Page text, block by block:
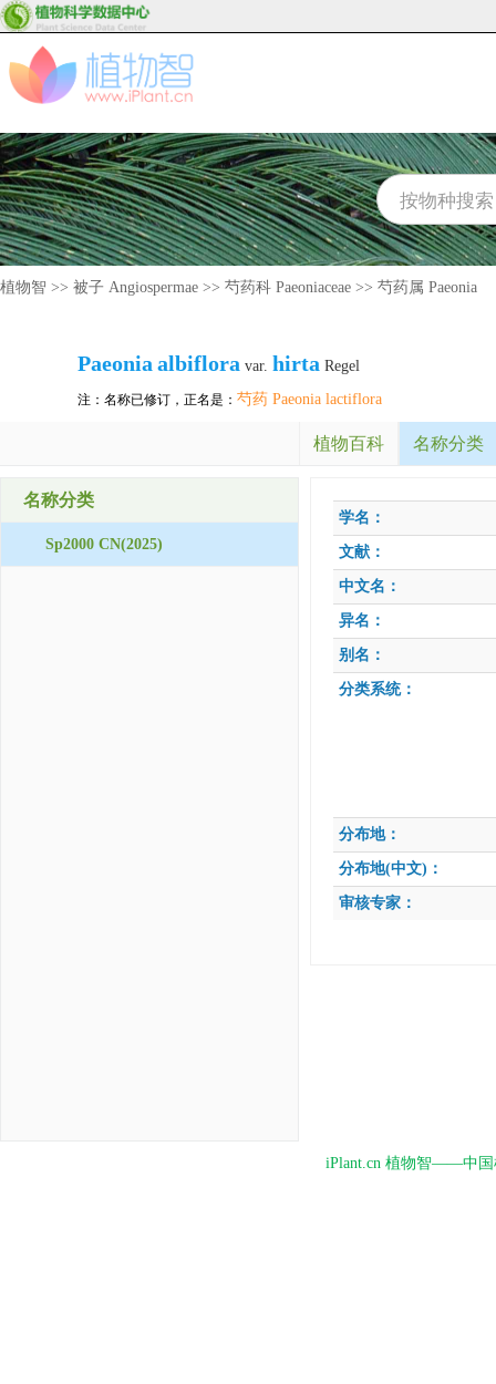
植物智 >> 被子 Angiospermae >> 芍药科 Paeoniaceae >> 芍药属 Paeonia
Paeonia albiflora var. hirta Regel
注：名称已修订，正名是： 芍药 Paeonia lactiflora
植物百科 名称分类
名称分类
Sp2000 CN(2025)
学名：
文献：
中文名：
异名：
别名：
分类系统：
分布地：
分布地(中文)：
审核专家：
iPlant.cn 植物智——中国